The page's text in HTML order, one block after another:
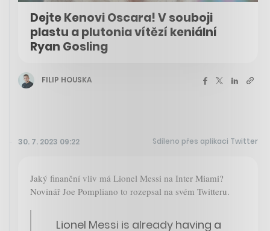
Dejte Kenovi Oscara! V souboji
plastu a plutonia vítězí keniální
Ryan Gosling
FILIP HOUSKA
30. 7. 2023 09:22 Sdíleno přes aplikaci Twitter
Jaký finanční vliv má Lionel Messi na Inter Miami?
Novinář Joe Pompliano to rozepsal na svém Twitteru.
Lionel Messi is already having a